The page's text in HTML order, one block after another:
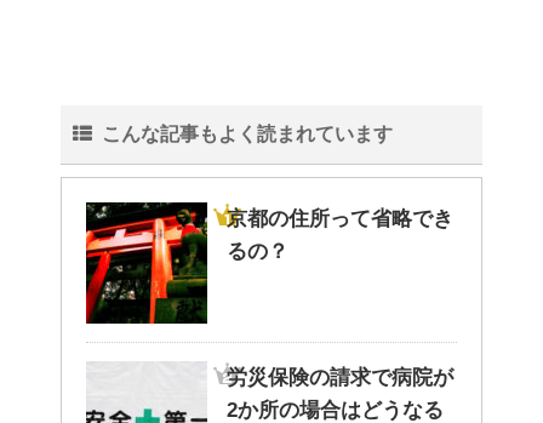
こんな記事もよく読まれています
京都の住所って省略でき
るの？
労災保険の請求で病院が
2か所の場合はどうなる